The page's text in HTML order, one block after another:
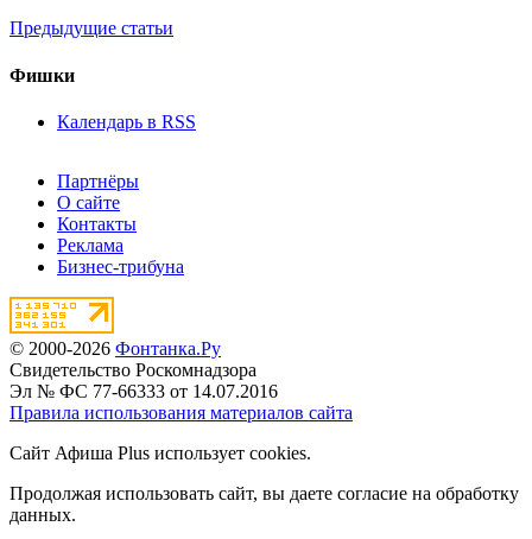
Предыдущие статьи
Фишки
Календарь в RSS
Партнёры
О сайте
Контакты
Реклама
Бизнес-трибуна
© 2000-2026 Фонтанка.Ру
Свидетельство Роскомнадзора
Эл № ФС 77-66333 от 14.07.2016
Правила использования материалов сайта
Сайт Афиша Plus использует cookies.
Продолжая использовать сайт, вы даете согласие на обработку
данных.